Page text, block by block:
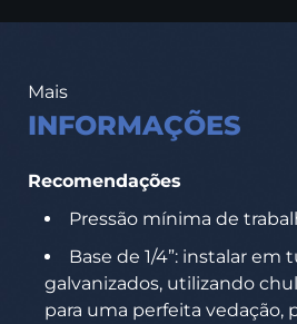
Mais
INFORMAÇÕES
Recomendações
Pressão mínima de
Base de 1/4”: instalar em
galvanizados, utilizando
para uma perfeita vedação,